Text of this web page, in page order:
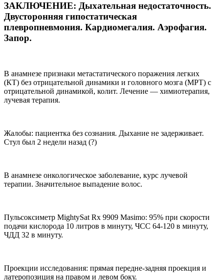
ЗАКЛЮЧЕНИЕ: Дыхательная недостаточность.
Двусторонняя гипостатическая
плевропневмония. Кардиомегалия. Аэрофагия.
Запор.
В анамнезе признаки метастатического поражения легких
(КТ) без отрицательной динамики и головного мозга (МРТ) с
отрицательной динамикой, колит. Лечение — химиотерапия,
лучевая терапия.
Жалобы: пациентка без сознания. Дыхание не задерживает.
Стул был 2 недели назад (?)
В анамнезе онкологическое заболевание, курс лучевой
терапии. Значительное выпадение волос.
Пульсоксиметр MightySat Rx 9909 Masimo: 95% при скорости
подачи кислорода 10 литров в минуту, ЧСС 64-120 в минуту,
ЧДД 32 в минуту.
Проекции исследования: прямая передне-задняя проекция и
латеропозиция на правом и левом боку.